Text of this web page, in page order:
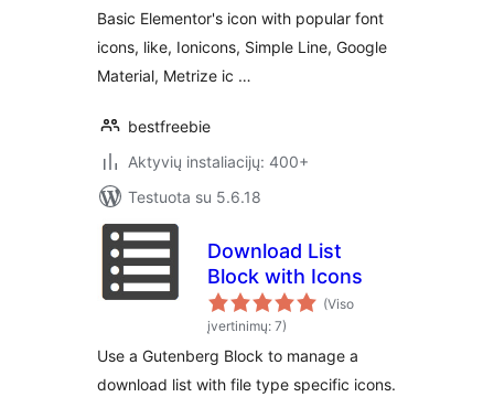
Basic Elementor's icon with popular font
icons, like, Ionicons, Simple Line, Google
Material, Metrize ic …
bestfreebie
Aktyvių instaliacijų: 400+
Testuota su 5.6.18
Download List
Block with Icons
(Viso
įvertinimų: 7)
Use a Gutenberg Block to manage a
download list with file type specific icons.